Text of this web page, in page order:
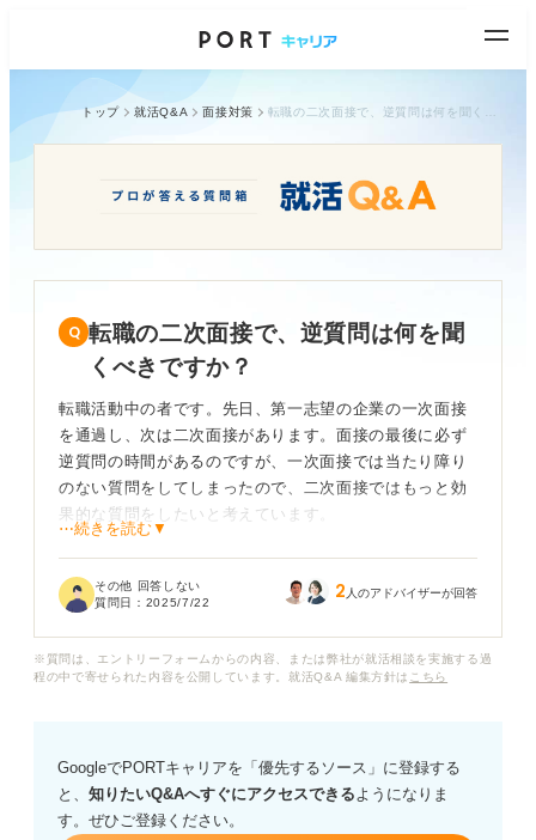
トップ 就活Q&A 面接対策
転職の二次面接で、逆質問は何を聞
くべきですか？
転職活動中の者です。先日、第一志望の企業の一次面接
を通過し、次は二次面接があります。面接の最後に必ず
逆質問の時間があるのですが、一次面接では当たり障り
のない質問をしてしまったので、二次面接ではもっと効
果的な質問をしたいと考えています。
業への熱意や入社意欲を示すようなおすすめの逆質問は
くお願いいたします。
⋯続きを読む▼
その他 回答しない
質問日： 2025/7/22 2 人のアドバイザーが回答
※質問は、エントリーフォームからの内容、または弊社が就活相談を実施する過
程の中で寄せられた内容を公開しています。就活Q&A 編集方針は こちら
GoogleでPORTキャリアを「優先するソース」に登録する
と、 知りたいQ&Aへすぐにアクセスできるようになりま
す。ぜひご登録ください。